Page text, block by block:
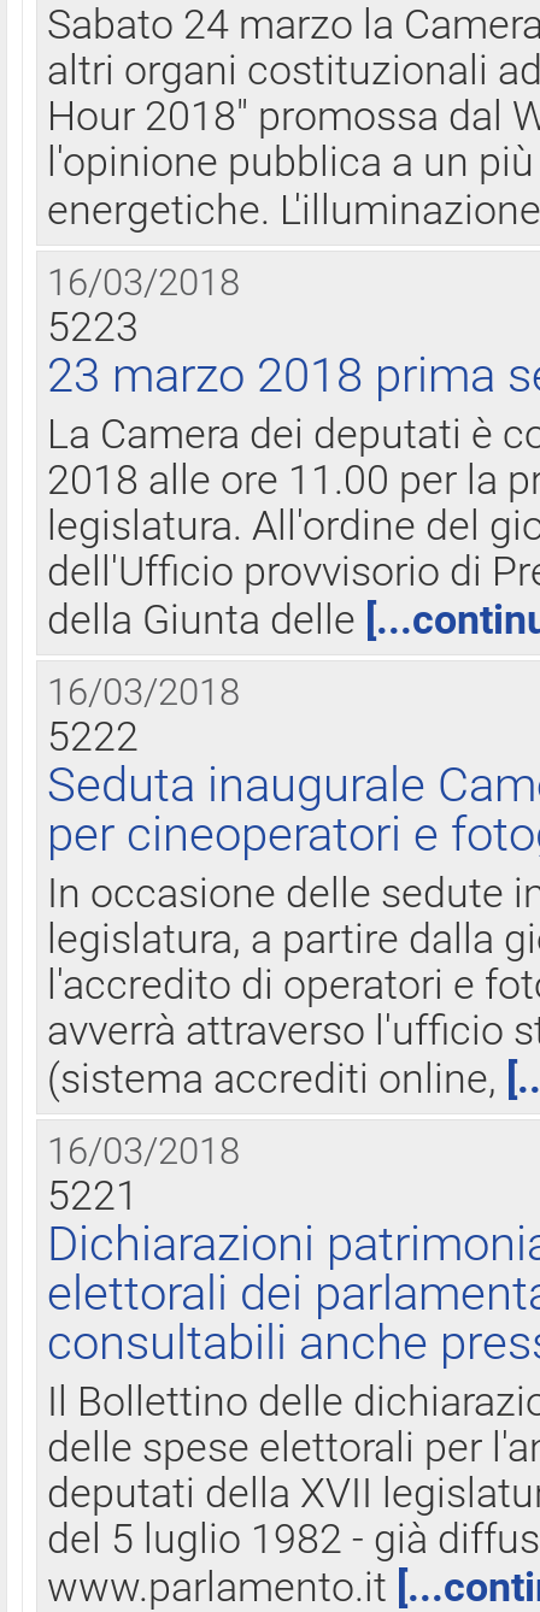
Sabato 24 marzo la
altri organi costituzionali
Hour 2018" promossa dal
l'opinione pubblica a un
energetiche.
16/03/2018
5223
23 marzo 2018 prima
La Camera dei deputati è
2018 alle ore 11.00 per la
legislatura. All'ordine del
dell'Ufficio provvisorio di
della Giunta delle
16/03/2018
5222
Seduta inaugurale
per cineoperatori e
In occasione delle sedute
legislatura, a partire dalla
l'accredito di operatori e
avverrà attraverso l'ufficio
(sistema accrediti online,
16/03/2018
5221
Dichiarazioni
elettorali dei
consultabili anche
Il Bollettino delle
delle spese elettorali per
deputati della XVII
del 5 luglio 1982 - già
www.parlamento.it